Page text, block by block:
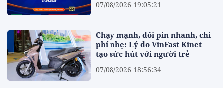
07/08/2026 19:05:21
Chạy mạnh, đổi pin nhanh, chi
phí nhẹ: Lý do VinFast Kinet
tạo sức hút với người trẻ
07/08/2026 18:56:34